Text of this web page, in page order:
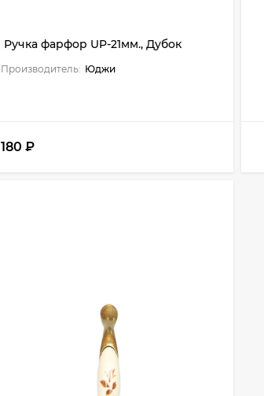
Ручка фарфор UP-21мм., Дубок
Производитель: Юджи
180 ₽